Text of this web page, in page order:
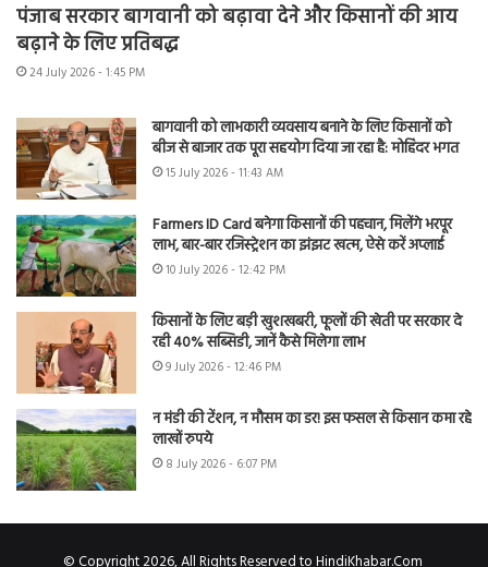
पंजाब सरकार बागवानी को बढ़ावा देने और किसानों की आय
बढ़ाने के लिए प्रतिबद्ध
24 July 2026 - 1:45 PM
बागवानी को लाभकारी व्यवसाय बनाने के लिए किसानों को
बीज से बाजार तक पूरा सहयोग दिया जा रहा है: मोहिंदर भगत
15 July 2026 - 11:43 AM
Farmers ID Card बनेगा किसानों की पहचान, मिलेंगे भरपूर
लाभ, बार-बार रजिस्ट्रेशन का झंझट खत्म, ऐसे करें अप्लाई
10 July 2026 - 12:42 PM
किसानों के लिए बड़ी खुशखबरी, फूलों की खेती पर सरकार दे
रही 40% सब्सिडी, जानें कैसे मिलेगा लाभ
9 July 2026 - 12:46 PM
न मंडी की टेंशन, न मौसम का डर! इस फसल से किसान कमा रहे
लाखों रुपये
8 July 2026 - 6:07 PM
© Copyright 2026, All Rights Reserved to HindiKhabar.Com